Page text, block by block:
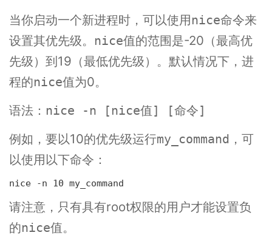
当你启动一个新进程时，可以使用nice命令来
设置其优先级。 nice值的范围是-20（最高优
先级）到19（最低优先级）。默认情况下，进
程的nice值为0。
语法： nice -n [nice值] [命令]
例如，要以10的优先级运行my_command ，可
以使用以下命令：
nice -n 10 my_command
请注意，只有具有root权限的用户才能设置负
的nice值。